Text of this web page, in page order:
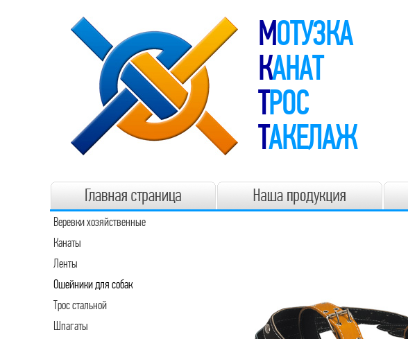
МОТУЗКА
КАНАТ
ТРОС
ТАКЕЛАЖ
Веревки хозяйственные
Канаты
Ленты
Ошейники для собак
Трос стальной
Шпагаты